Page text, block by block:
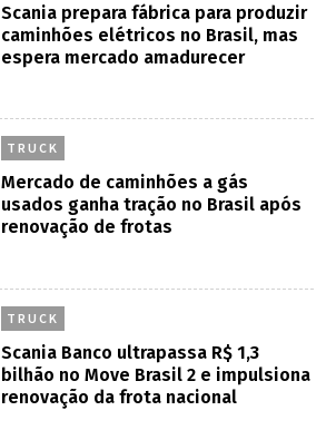
Scania prepara fábrica para produzir
caminhões elétricos no Brasil, mas
espera mercado amadurecer
TRUCK
Mercado de caminhões a gás
usados ganha tração no Brasil após
renovação de frotas
TRUCK
Scania Banco ultrapassa R$ 1,3
bilhão no Move Brasil 2 e impulsiona
renovação da frota nacional